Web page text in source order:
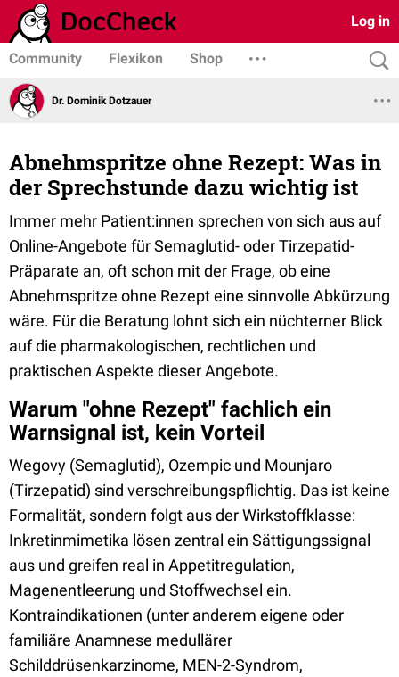
Log in
Community Flexikon Shop
Dr. Dominik Dotzauer
Abnehmspritze ohne Rezept: Was in
der Sprechstunde dazu wichtig ist
Immer mehr Patient:innen sprechen von sich aus auf
Online-Angebote für Semaglutid- oder Tirzepatid-
Präparate an, oft schon mit der Frage, ob eine
Abnehmspritze ohne Rezept eine sinnvolle Abkürzung
wäre. Für die Beratung lohnt sich ein nüchterner Blick
auf die pharmakologischen, rechtlichen und
praktischen Aspekte dieser Angebote.
Warum "ohne Rezept" fachlich ein
Warnsignal ist, kein Vorteil
Wegovy (Semaglutid), Ozempic und Mounjaro
(Tirzepatid) sind verschreibungspflichtig. Das ist keine
Formalität, sondern folgt aus der Wirkstoffklasse:
Inkretinmimetika lösen zentral ein Sättigungssignal
aus und greifen real in Appetitregulation,
Magenentleerung und Stoffwechsel ein.
Kontraindikationen (unter anderem eigene oder
familiäre Anamnese medullärer
Schilddrüsenkarzinome, MEN-2-Syndrom,